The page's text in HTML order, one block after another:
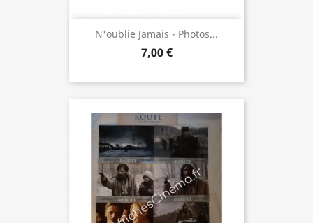
N'oublie Jamais - Photos...
7,00 €